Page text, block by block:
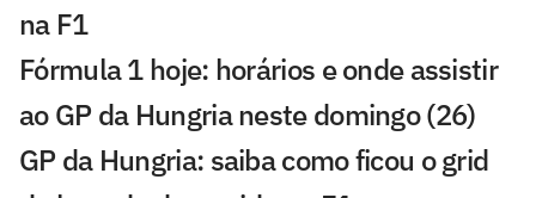
na F1
Fórmula 1 hoje: horários e onde assistir
ao GP da Hungria neste domingo (26)
GP da Hungria: saiba como ficou o grid